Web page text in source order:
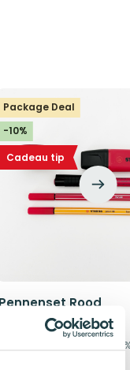
Package Deal
-10%
Cadeau tip
Pennenset Rood
Schrijven & markeren
Zelf aan te passen |